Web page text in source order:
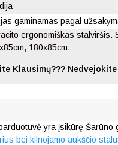
gaminamas pagal
ergonomiškas stalviršis.
180x85cm.
Klausimų???
yra įsikūrę
bei kilnojamo aukščio